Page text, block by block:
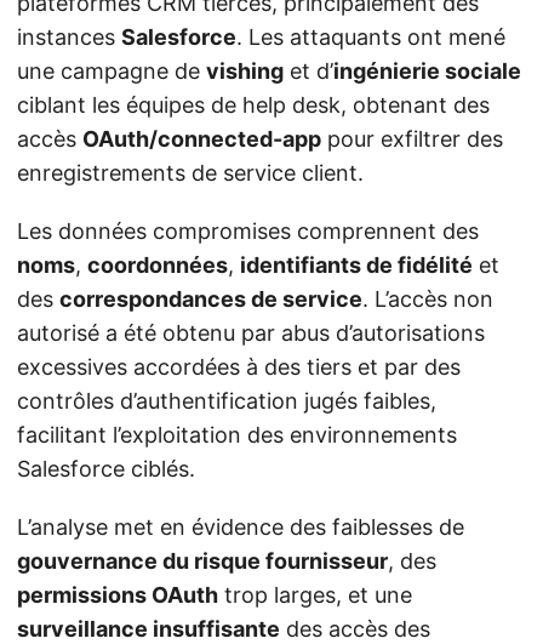
instances Salesforce. Les attaquants ont mené
une campagne de vishing et d’ingénierie sociale
ciblant les équipes de help desk, obtenant des
accès OAuth/connected-app pour exfiltrer des
enregistrements de service client.
Les données compromises comprennent des
noms, coordonnées, identifiants de fidélité et
des correspondances de service. L’accès non
autorisé a été obtenu par abus d’autorisations
excessives accordées à des tiers et par des
contrôles d’authentification jugés faibles,
facilitant l’exploitation des environnements
Salesforce ciblés.
L’analyse met en évidence des faiblesses de
gouvernance du risque fournisseur, des
permissions OAuth trop larges, et une
surveillance insuffisante des accès des